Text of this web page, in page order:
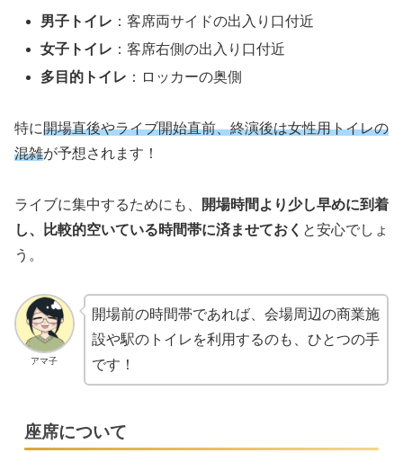
男子トイレ ：客席両サイドの出入り口付近
女子トイレ ：客席右側の出入り口付近
多目的トイレ ：ロッカーの奥側
特に開場直後やライブ開始直前、終演後は女性用トイレの
混雑が予想されます！
ライブに集中するためにも、
開場時間より少し早めに到着
し、比較的空いている時間帯に済ませておく と安心でしょ
う。
アマ子
開場前の時間帯であれば、会場周辺の商業施
設や駅のトイレを利用するのも、ひとつの手
です！
座席について